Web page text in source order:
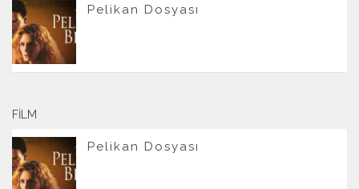
Pelikan Dosyası
FILM
Pelikan Dosyası